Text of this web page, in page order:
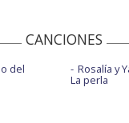
CANCIONES
del Rosalía y
La perla